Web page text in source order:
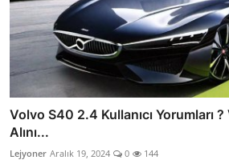
Volvo S40 2.4 Kullanıcı Yorumları
Alını...
Lejyoner Aralık 19, 2024 0 144